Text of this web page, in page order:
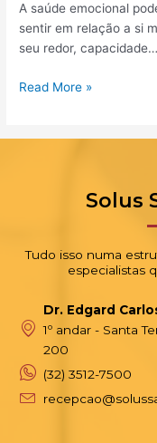
A saúde emocional
sentir em relação a si
seu redor, capacidade…
saúde
emocional
Read More »
Solus
Tudo isso numa
especialistas
Dr. Edgard
1º andar - Santa
200
(32) 3512-7500